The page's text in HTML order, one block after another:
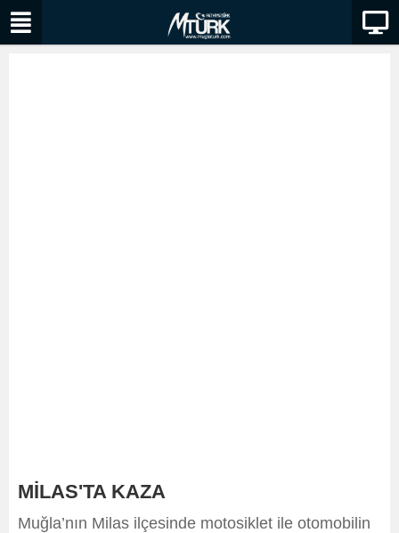
MİLAS'TA KAZA
Muğla’nın Milas ilçesinde motosiklet ile otomobilin